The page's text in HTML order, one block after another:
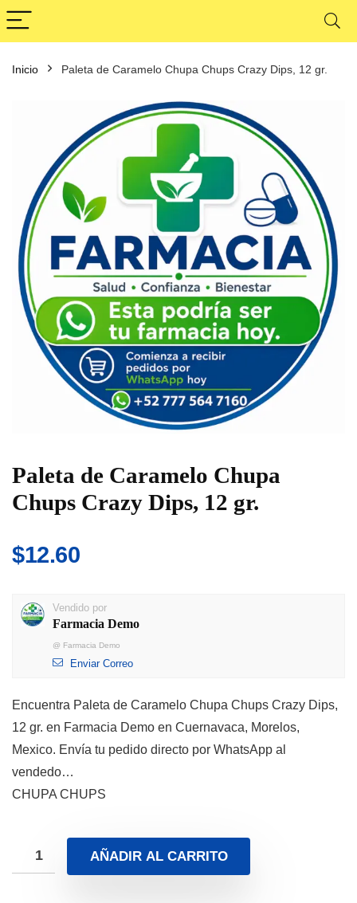
Inicio Paleta de Caramelo Chupa Chups Crazy Dips, 12 gr.
Paleta de Caramelo Chupa
Chups Crazy Dips, 12 gr.
$12.60
Vendido por
Farmacia Demo
@ Farmacia Demo
Enviar Correo
Encuentra Paleta de Caramelo Chupa Chups Crazy Dips,
12 gr. en Farmacia Demo en Cuernavaca, Morelos,
Mexico. Envía tu pedido directo por WhatsApp al
vendedo…
CHUPA CHUPS
AÑADIR AL CARRITO